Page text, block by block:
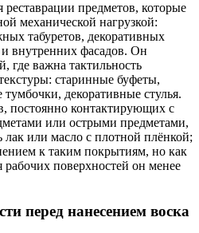
предметов, которые
механической нагрузкой:
табуретов, декоративных
внутренних фасадов. Он
где важна тактильность
старинные буфеты,
декоративные стулья.
постоянно контактирующих с
или острыми предметами,
лак или масло с плотной плёнкой;
к таким покрытиям, но как
поверхностей он менее
перед нанесением воска